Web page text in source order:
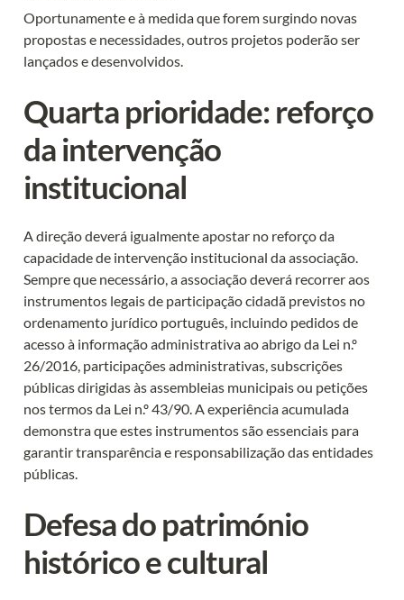
Oportunamente e à medida que forem surgindo novas
propostas e necessidades, outros projetos poderão ser
lançados e desenvolvidos.
Quarta prioridade: reforço
da intervenção
institucional
A direção deverá igualmente apostar no reforço da
capacidade de intervenção institucional da associação.
Sempre que necessário, a associação deverá recorrer aos
instrumentos legais de participação cidadã previstos no
ordenamento jurídico português, incluindo pedidos de
acesso à informação administrativa ao abrigo da Lei n.º
26/2016, participações administrativas, subscrições
públicas dirigidas às assembleias municipais ou petições
nos termos da Lei n.º 43/90. A experiência acumulada
demonstra que estes instrumentos são essenciais para
garantir transparência e responsabilização das entidades
públicas.
Defesa do património
histórico e cultural